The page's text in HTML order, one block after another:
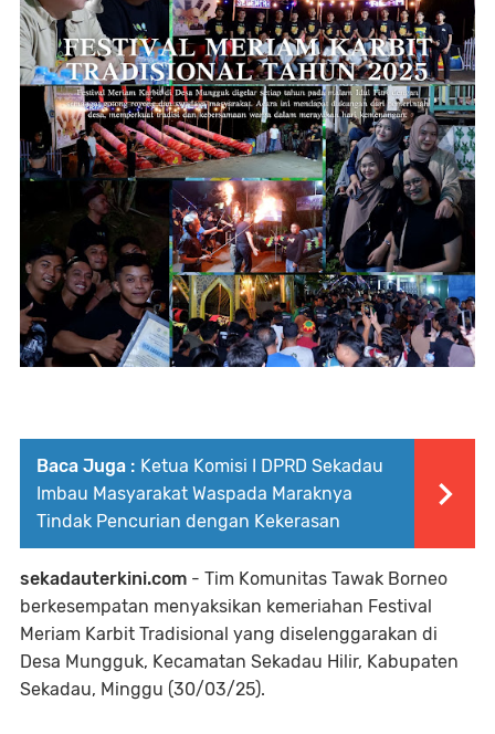
Baca Juga : Ketua Komisi I DPRD Sekadau
Imbau Masyarakat Waspada Maraknya
Tindak Pencurian dengan Kekerasan
sekadauterkini.com - Tim Komunitas Tawak Borneo
berkesempatan menyaksikan kemeriahan Festival
Meriam Karbit Tradisional yang diselenggarakan di
Desa Mungguk, Kecamatan Sekadau Hilir, Kabupaten
Sekadau, Minggu (30/03/25).